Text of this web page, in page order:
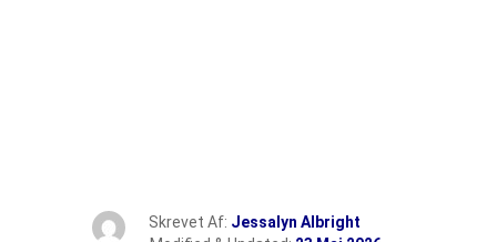
Skrevet Af: Jessalyn Albright